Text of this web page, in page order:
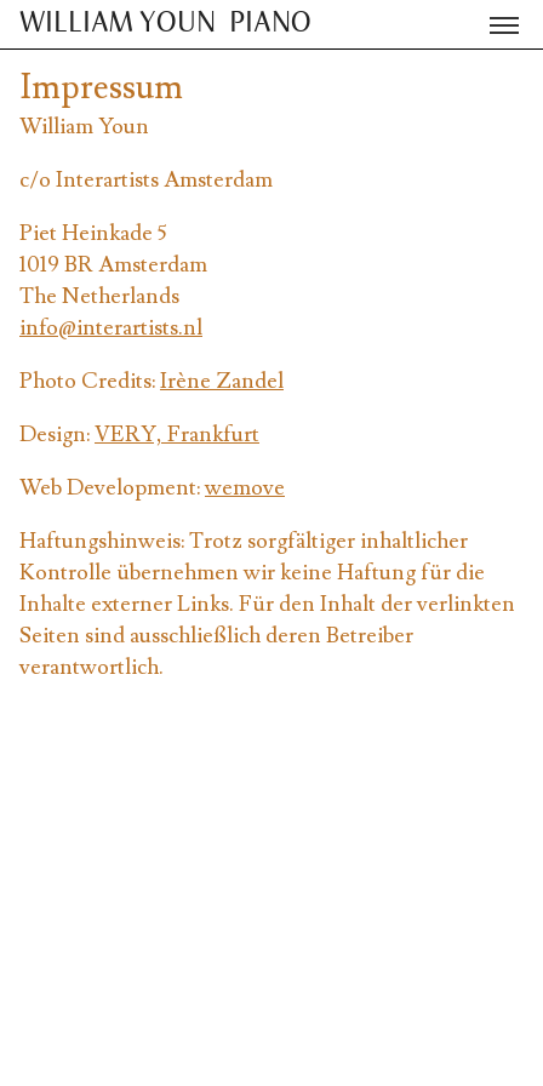
WILLIAM YOUN PIANO
Impressum
William Youn
c/o Interartists Amsterdam
Piet Heinkade 5
1019 BR Amsterdam
The Netherlands
info@interartists.nl
Photo Credits:Irène Zandel
Design:VERY, Frankfurt
Web Development:wemove
Haftungshinweis: Trotz sorgfältiger inhaltlicher
Kontrolle übernehmen wir keine Haftung für die
Inhalte externer Links. Für den Inhalt der verlinkten
Seiten sind ausschließlich deren Betreiber
verantwortlich.